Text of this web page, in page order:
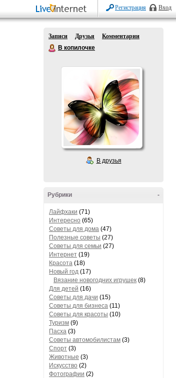
Регистрация Вход
Записи Друзья
Комментарии
В копилочке
В друзья
-
Рубрики
Лайфхаки (71)
Интересно (65)
Советы для дома (47)
Полезные советы (27)
Советы для семьи (27)
Интернет (19)
Красота (18)
Новый год (17)
Вязание новогодних игрушек (8)
Для детей (16)
Советы для дачи (15)
Советы для бизнеса (11)
Советы для красоты (10)
Туризм (9)
Пасха (3)
Советы автомобилистам (3)
Спорт (3)
Животные (3)
Искусство (2)
Фотографии (2)